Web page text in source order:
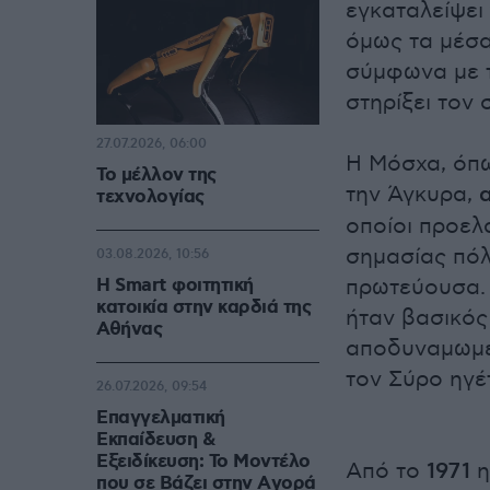
όμως τα μέσα
σύμφωνα με
στηρίξει
Η Μόσχα,
την Άγκυρα,
οποίοι
σημασίας
πρωτεύουσα.
ήταν
τον Σύρο
Από το 1971
Το μέλλον της
τεχνολογίας
27.07.2026, 06:00
Η Smart φοιτητική
κατοικία στην καρδιά της
Αθήνας
03.08.2026, 10:56
Επαγγελματική
Εκπαίδευση &
Εξειδίκευση: Το Mοντέλο
που σε Bάζει στην Aγορά
26.07.2026, 09:54